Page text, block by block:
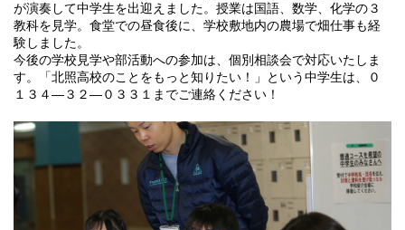
が演奏して中学生を出迎えました。授業は国語、数学、化学の３
教科を見学。食堂での昼食後に、学校敷地内の農場で畑仕事も経
験しました。
今後の学校見学や部活動への参加は、個別相談会で対応いたしま
す。「北照高校のことをもっと知りたい！」という中学生は、０
１３４―３２―０３３１までご連絡ください！